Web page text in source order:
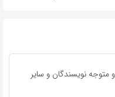
متوجه نویسندگان و سایر